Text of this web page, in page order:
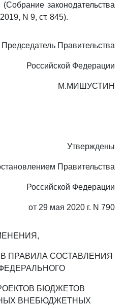
законодательства
N 9, ст. 845).
Председатель Правительства
Российской Федерации
М.МИШУСТИН
Утверждены
Правительства
Российской Федерации
от 29 мая 2020 г. N 790
ПРАВИЛА СОСТАВЛЕНИЯ
БЮДЖЕТОВ
ВНЕБЮДЖЕТНЫХ